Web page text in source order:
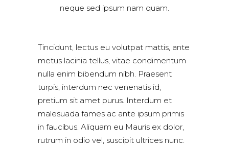
neque sed ipsum nam quam.
Tincidunt, lectus eu volutpat mattis, ante
metus lacinia tellus, vitae condimentum
nulla enim bibendum nibh. Praesent
turpis, interdum nec venenatis id,
pretium sit amet purus. Interdum et
malesuada fames ac ante ipsum primis
in faucibus. Aliquam eu Mauris ex dolor,
rutrum in odio vel, suscipit ultrices nunc.